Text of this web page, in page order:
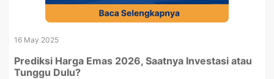
16 May 2025
Prediksi Harga Emas 2026, Saatnya Investasi atau
Tunggu Dulu?